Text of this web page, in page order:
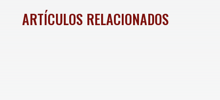
ARTÍCULOS RELACIONADOS